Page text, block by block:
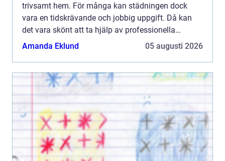
trivsamt hem. För många kan städningen dock
vara en tidskrävande och jobbig uppgift. Då kan
det vara skönt att ta hjälp av professionella
städfirm...
Amanda Eklund 05 augusti 2026